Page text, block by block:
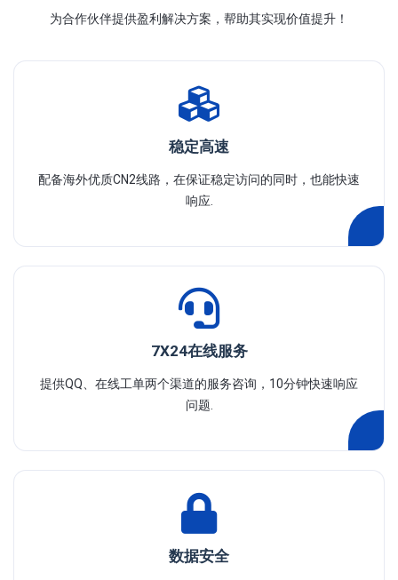
为合作伙伴提供盈利解决方案，帮助其实现价值提升！
稳定高速
配备海外优质CN2线路，在保证稳定访问的同时，也能快速
响应.
7X24在线服务
提供QQ、在线工单两个渠道的服务咨询，10分钟快速响应
问题.
数据安全